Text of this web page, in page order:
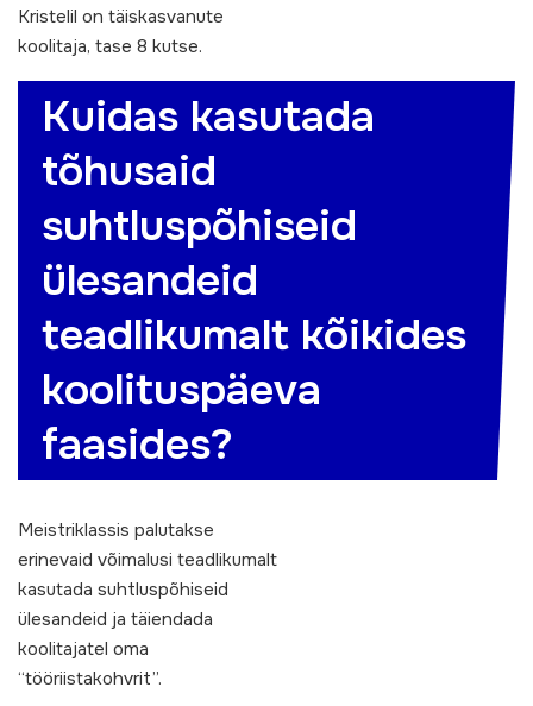
Kristelil on täiskasvanute
koolitaja, tase 8 kutse.
Kuidas kasutada
tõhusaid
suhtluspõhiseid
ülesandeid
teadlikumalt kõikides
koolituspäeva
faasides?
Meistriklassis palutakse
erinevaid võimalusi teadlikumalt
kasutada suhtluspõhiseid
ülesandeid ja täiendada
koolitajatel oma
“tööriistakohvrit”.